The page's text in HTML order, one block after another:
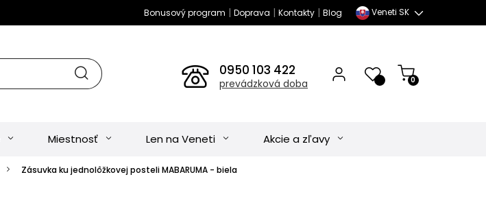
Bonusový program | Doprava | Kontakty| Blog Veneti SK
0950 103 422
prevádzková doba 0
Miestnosť Len na Veneti Akcie a zľavy
Zásuvka ku jednolôžkovej posteli MABARUMA - biela